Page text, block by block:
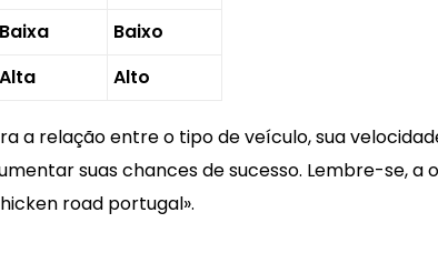
Baixa
Baixo
Alta Alto
a relação entre o tipo de veículo, sua
suas chances de sucesso. Lembre-se,
road portugal».